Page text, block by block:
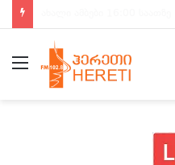
მენიუ